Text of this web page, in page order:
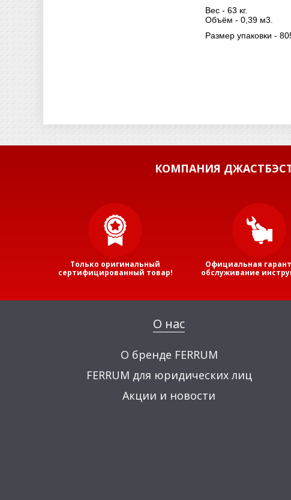
Вес - 63 кг.
Объём - 0,39 м3.
Размер упаковки -
КОМПАНИЯ
Только оригинальный
сертифицированный товар!
Официальная
обслуживание
О нас
О бренде FERRUM
FERRUM для юридических лиц
Акции и новости